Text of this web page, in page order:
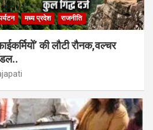
मध्य प्रदेश राजनीति
की लौटी रौनक,वल्चर